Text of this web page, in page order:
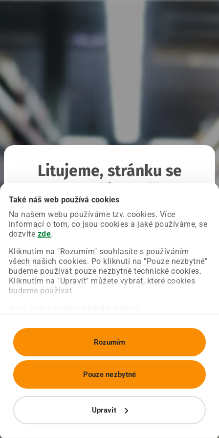
Také náš web používá cookies
Na našem webu používáme tzv. cookies. Více
informací o tom, co jsou cookies a jaké používáme, se
dozvíte zde.
Kliknutím na "Rozumím" souhlasíte s používáním
všech našich cookies. Po kliknutí na "Pouze nezbytné"
budeme používat pouze nezbytné technické cookies.
Kliknutím na "Upravit" můžete vybrat, které cookies
budeme používat.
Rozumím
Upravit
Pouze nezbytné
Litujeme, stránku se
Chyba nastala na naší straně a už ji opravujeme.
Zkuste prosím znovu načíst požadovanou stránku.
Obnovit stránku Úvodní strana